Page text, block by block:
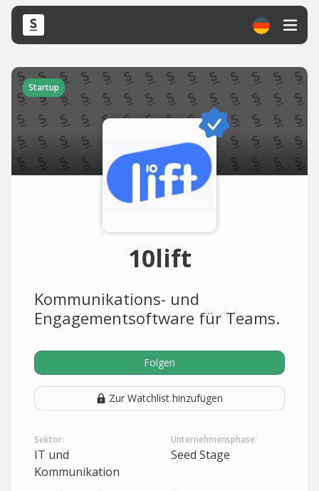
Startup
10lift
Kommunikations- und
Engagementsoftware für Teams.
Folgen
Zur Watchlist hinzufügen
Sektor:
IT und
Kommunikation
Unternehmensphase:
Seed Stage